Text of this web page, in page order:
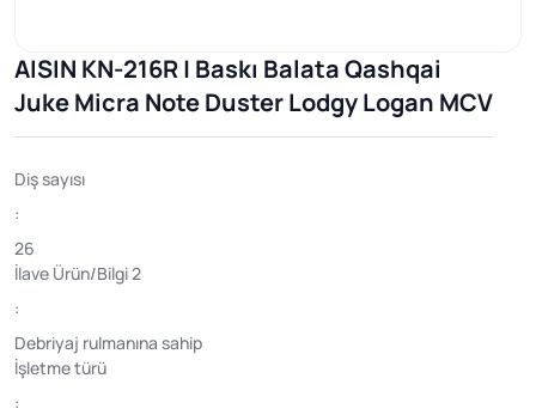
AISIN KN-216R | Baskı Balata Qashqai
Juke Micra Note Duster Lodgy Logan MCV
Diş sayısı
:
26
İlave Ürün/Bilgi 2
:
Debriyaj rulmanına sahip
İşletme türü
: